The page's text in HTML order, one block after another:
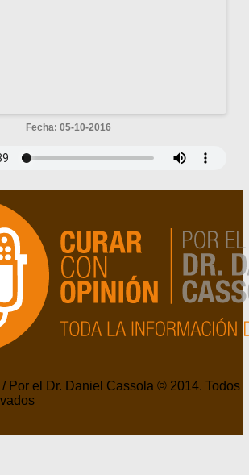
Fecha: 05-10-2016
Por el Dr. Daniel Cassola © 2014. Todos